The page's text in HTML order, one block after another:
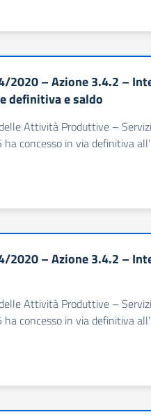
2020 – Azione 3.4.2 –
definitiva e saldo
Attività Produttive –
concesso in via definitiva
2020 – Azione 3.4.2 –
Attività Produttive –
concesso in via definitiva